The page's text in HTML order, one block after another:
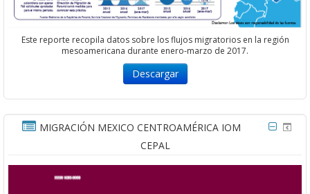
Este reporte recopila datos sobre los flujos migratorios en la región
mesoamericana durante enero-marzo de 2017.
Descargar
MIGRACIÓN MEXICO CENTROAMÉRICA IOM
CEPAL